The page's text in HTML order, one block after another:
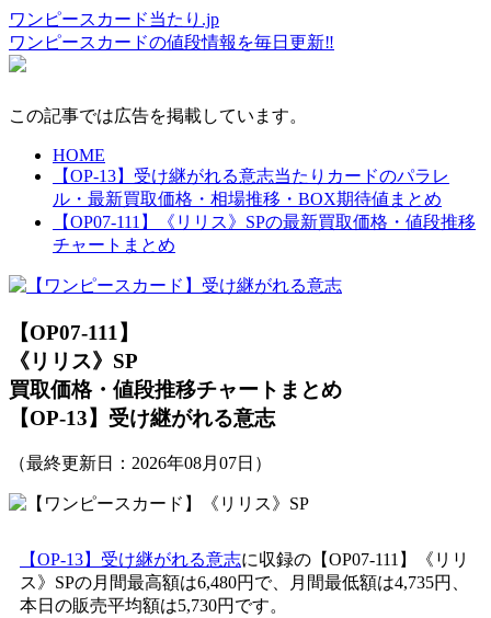
ワンピースカード当たり.jp
ワンピースカードの値段情報を毎日更新‼
この記事では広告を掲載しています。
HOME
【OP-13】受け継がれる意志当たりカードのパラレ
ル・最新買取価格・相場推移・BOX期待値まとめ
【OP07-111】《リリス》SPの最新買取価格・値段推移
チャートまとめ
【OP07-111】
《リリス》SP
買取価格・値段推移チャートまとめ
【OP-13】受け継がれる意志
（最終更新日： 2026年08月07日 ）
【OP-13】受け継がれる意志に収録の【OP07-111】《リリ
ス》SPの月間最高額は6,480円で、月間最低額は4,735円、
本日の販売平均額は5,730円です。